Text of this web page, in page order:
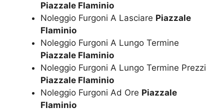
Piazzale Flaminio
Noleggio Furgoni A Lasciare Piazzale
Flaminio
Noleggio Furgoni A Lungo Termine
Piazzale Flaminio
Noleggio Furgoni A Lungo Termine Prezzi
Piazzale Flaminio
Noleggio Furgoni Ad Ore Piazzale
Flaminio